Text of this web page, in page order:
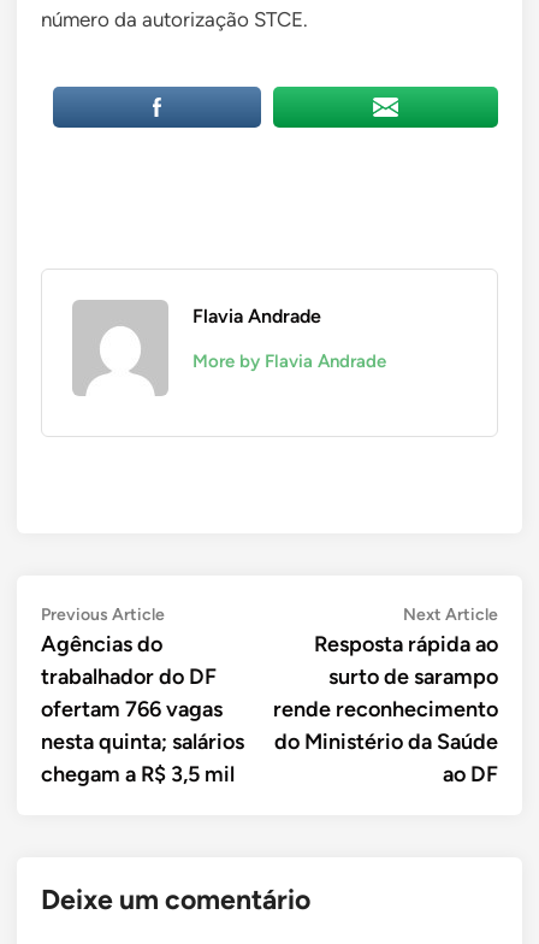
número da autorização STCE.
Flavia Andrade
More by Flavia Andrade
Navegação
de
Post
Previous ArticlePrevious
Agências do
trabalhador do DF
ofertam 766 vagas
nesta quinta; salários
chegam a R$ 3,5 mil
Next ArticleNext
Resposta rápida ao
surto de sarampo
rende reconhecimento
do Ministério da Saúde
ao DF
Deixe um comentário